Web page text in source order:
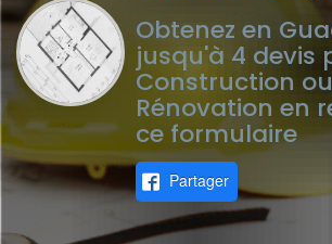
Obtenez en
jusqu'à 4 devis
Construction ou
Rénovation en
ce formulaire
Partager